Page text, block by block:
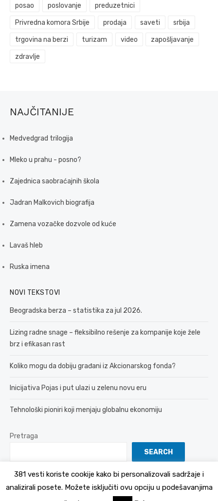
posao poslovanje preduzetnici
Privredna komora Srbije prodaja saveti srbija
trgovina na berzi turizam video zapošljavanje
zdravlje
NAJČITANIJE
Medvedgrad trilogija
Mleko u prahu - posno?
Zajednica saobraćajnih škola
Jadran Malkovich biografija
Zamena vozačke dozvole od kuće
Lavaš hleb
Ruska imena
NOVI TEKSTOVI
Beogradska berza – statistika za jul 2026.
Lizing radne snage – fleksibilno rešenje za kompanije koje žele
brz i efikasan rast
Koliko mogu da dobiju građani iz Akcionarskog fonda?
Inicijativa Pojas i put ulazi u zelenu novu eru
Tehnološki pioniri koji menjaju globalnu ekonomiju
Pretraga
SEARCH
Politika Privatnosti
381 vesti koriste cookije kako bi personalizovali sadržaje i
analizirali posete. Možete isključiti ovu opciju u podešavanjima